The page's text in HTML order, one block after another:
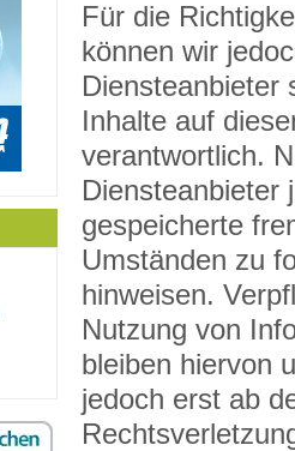
Für die
können wir
Diensteanbieter
Inhalte auf
verantwortlich.
Diensteanbieter
gespeicherte
Umständen zu
hinweisen.
Nutzung von
bleiben hiervon
jedoch erst ab